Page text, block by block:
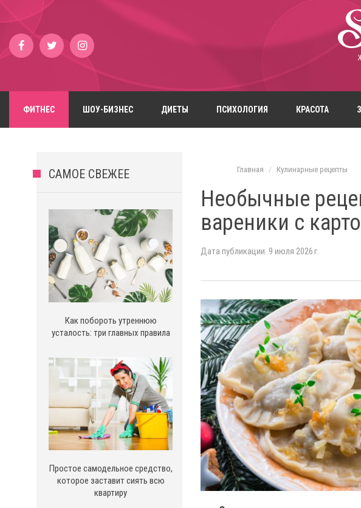
ФИТНЕС ШОУ-БИЗНЕС ДИЕТЫ ПСИХОЛОГИЯ КРАСОТА
САМОЕ СВЕЖЕЕ
Как побороть утреннюю
усталость: три главных правила
Простое самодельное средство,
которое заставит сиять всю
квартиру
Главная Кулинарные рецепты
Необычные
вареники с
Дата публикации: 9 июля 2026 г.